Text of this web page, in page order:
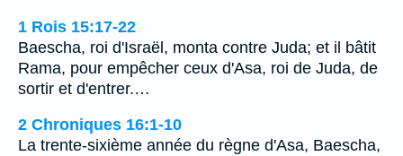
1 Rois 15:17-22
Baescha, roi d'Israël, monta contre Juda; et il bâtit
Rama, pour empêcher ceux d'Asa, roi de Juda, de
sortir et d'entrer.…
2 Chroniques 16:1-10
La trente-sixième année du règne d'Asa, Baescha,